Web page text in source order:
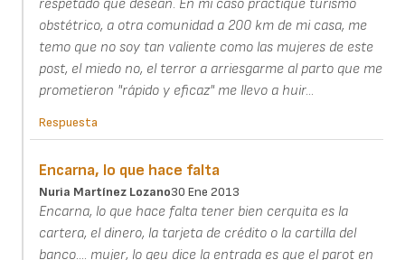
respetado que desean. En mi caso practique turismo
obstétrico, a otra comunidad a 200 km de mi casa, me
temo que no soy tan valiente como las mujeres de este
post, el miedo no, el terror a arriesgarme al parto que me
prometieron "rápido y eficaz" me llevo a huir...
Respuesta
Encarna, lo que hace falta
Nuria Martínez Lozano30 Ene 2013
Encarna, lo que hace falta tener bien cerquita es la
cartera, el dinero, la tarjeta de crédito o la cartilla del
banco.... mujer, lo qeu dice la entrada es que el parot en